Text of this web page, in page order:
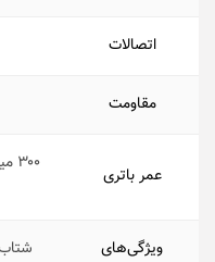
اتصالات
مقاومت
عمر باتری
ویژگی‌های